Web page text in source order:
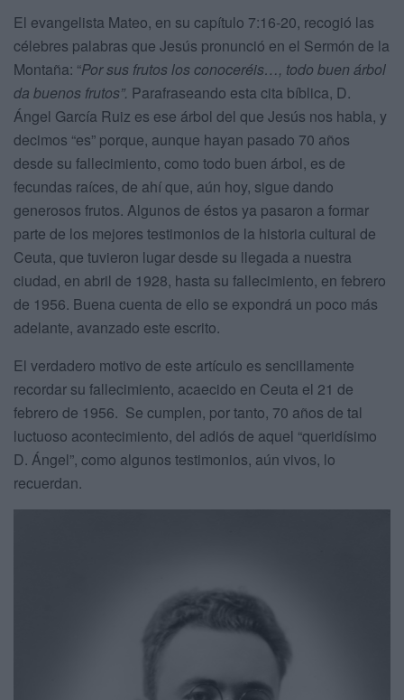
El evangelista Mateo, en su capítulo 7:16-20, recogió las
célebres palabras que Jesús pronunció en el Sermón de la
Montaña: “Por sus frutos los conoceréis…, todo buen árbol
da buenos frutos”. Parafraseando esta cita bíblica, D.
Ángel García Ruiz es ese árbol del que Jesús nos habla, y
decimos “es” porque, aunque hayan pasado 70 años
desde su fallecimiento, como todo buen árbol, es de
fecundas raíces, de ahí que, aún hoy, sigue dando
generosos frutos. Algunos de éstos ya pasaron a formar
parte de los mejores testimonios de la historia cultural de
Ceuta, que tuvieron lugar desde su llegada a nuestra
ciudad, en abril de 1928, hasta su fallecimiento, en febrero
de 1956. Buena cuenta de ello se expondrá un poco más
adelante, avanzado este escrito.
El verdadero motivo de este artículo es sencillamente
recordar su fallecimiento, acaecido en Ceuta el 21 de
febrero de 1956. Se cumplen, por tanto, 70 años de tal
luctuoso acontecimiento, del adiós de aquel “queridísimo
D. Ángel”, como algunos testimonios, aún vivos, lo
recuerdan.